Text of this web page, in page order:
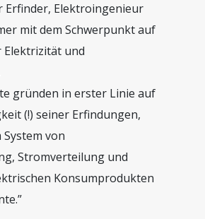
Erfinder, Elektroingenieur
mit dem Schwerpunkt auf
Elektrizität und
gründen in erster Linie auf
(!) seiner Erfindungen,
von
Stromverteilung und
Konsumprodukten